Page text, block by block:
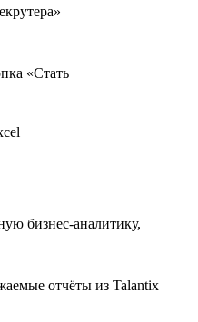
«Стать
бизнес-аналитику,
отчёты из Talantix